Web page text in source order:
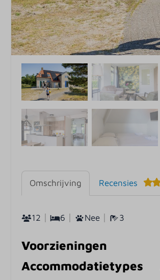
Omschrijving Recensies
12 6 Nee 3
Voorzieningen
Accommodatietypes